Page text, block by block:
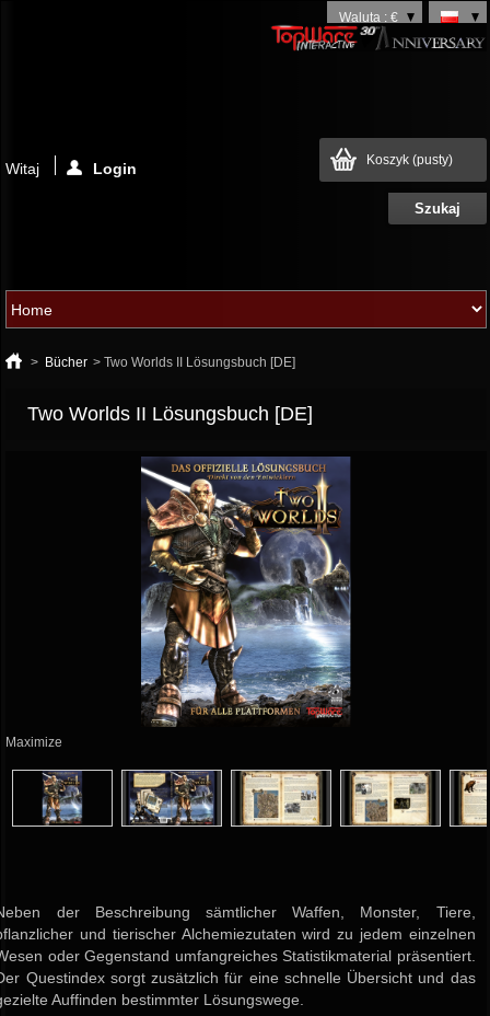
Waluta : €
Koszyk (pusty)
Witaj Login
> Bücher > Two Worlds II Lösungsbuch [DE]
Two Worlds II Lösungsbuch [DE]
Maximize
der Beschreibung sämtlicher Waffen, Monster, Tiere,
und tierischer Alchemiezutaten wird zu jedem einzelnen
oder Gegenstand umfangreiches Statistikmaterial präsentiert.
Questindex sorgt zusätzlich für eine schnelle Übersicht und das
Auffinden bestimmter Lösungswege.